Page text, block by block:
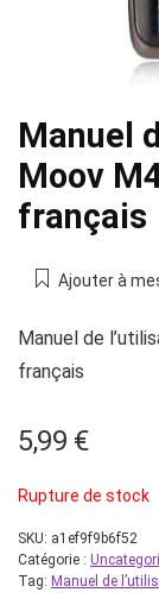
Manuel
Moov
français
Ajouter à
Manuel de
français
5,99 €
Rupture de stock
SKU: a1ef9f9b6f52
Catégorie :
Tag: Manuel de